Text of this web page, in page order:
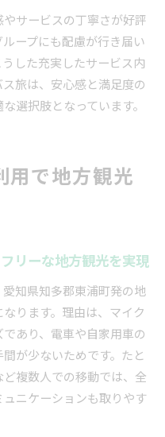
サービスの丁寧さが好評
ープにも配慮が行き届い
した充実したサービス内
旅は、安心感と満足度の
選択肢となっています。
用で地方観光
リーな地方観光を実現
知県知多郡東浦町発の地
ります。理由は、マイク
あり、電車や自家用車の
が少ないためです。たと
複数人での移動では、全
ニケーションも取りやす